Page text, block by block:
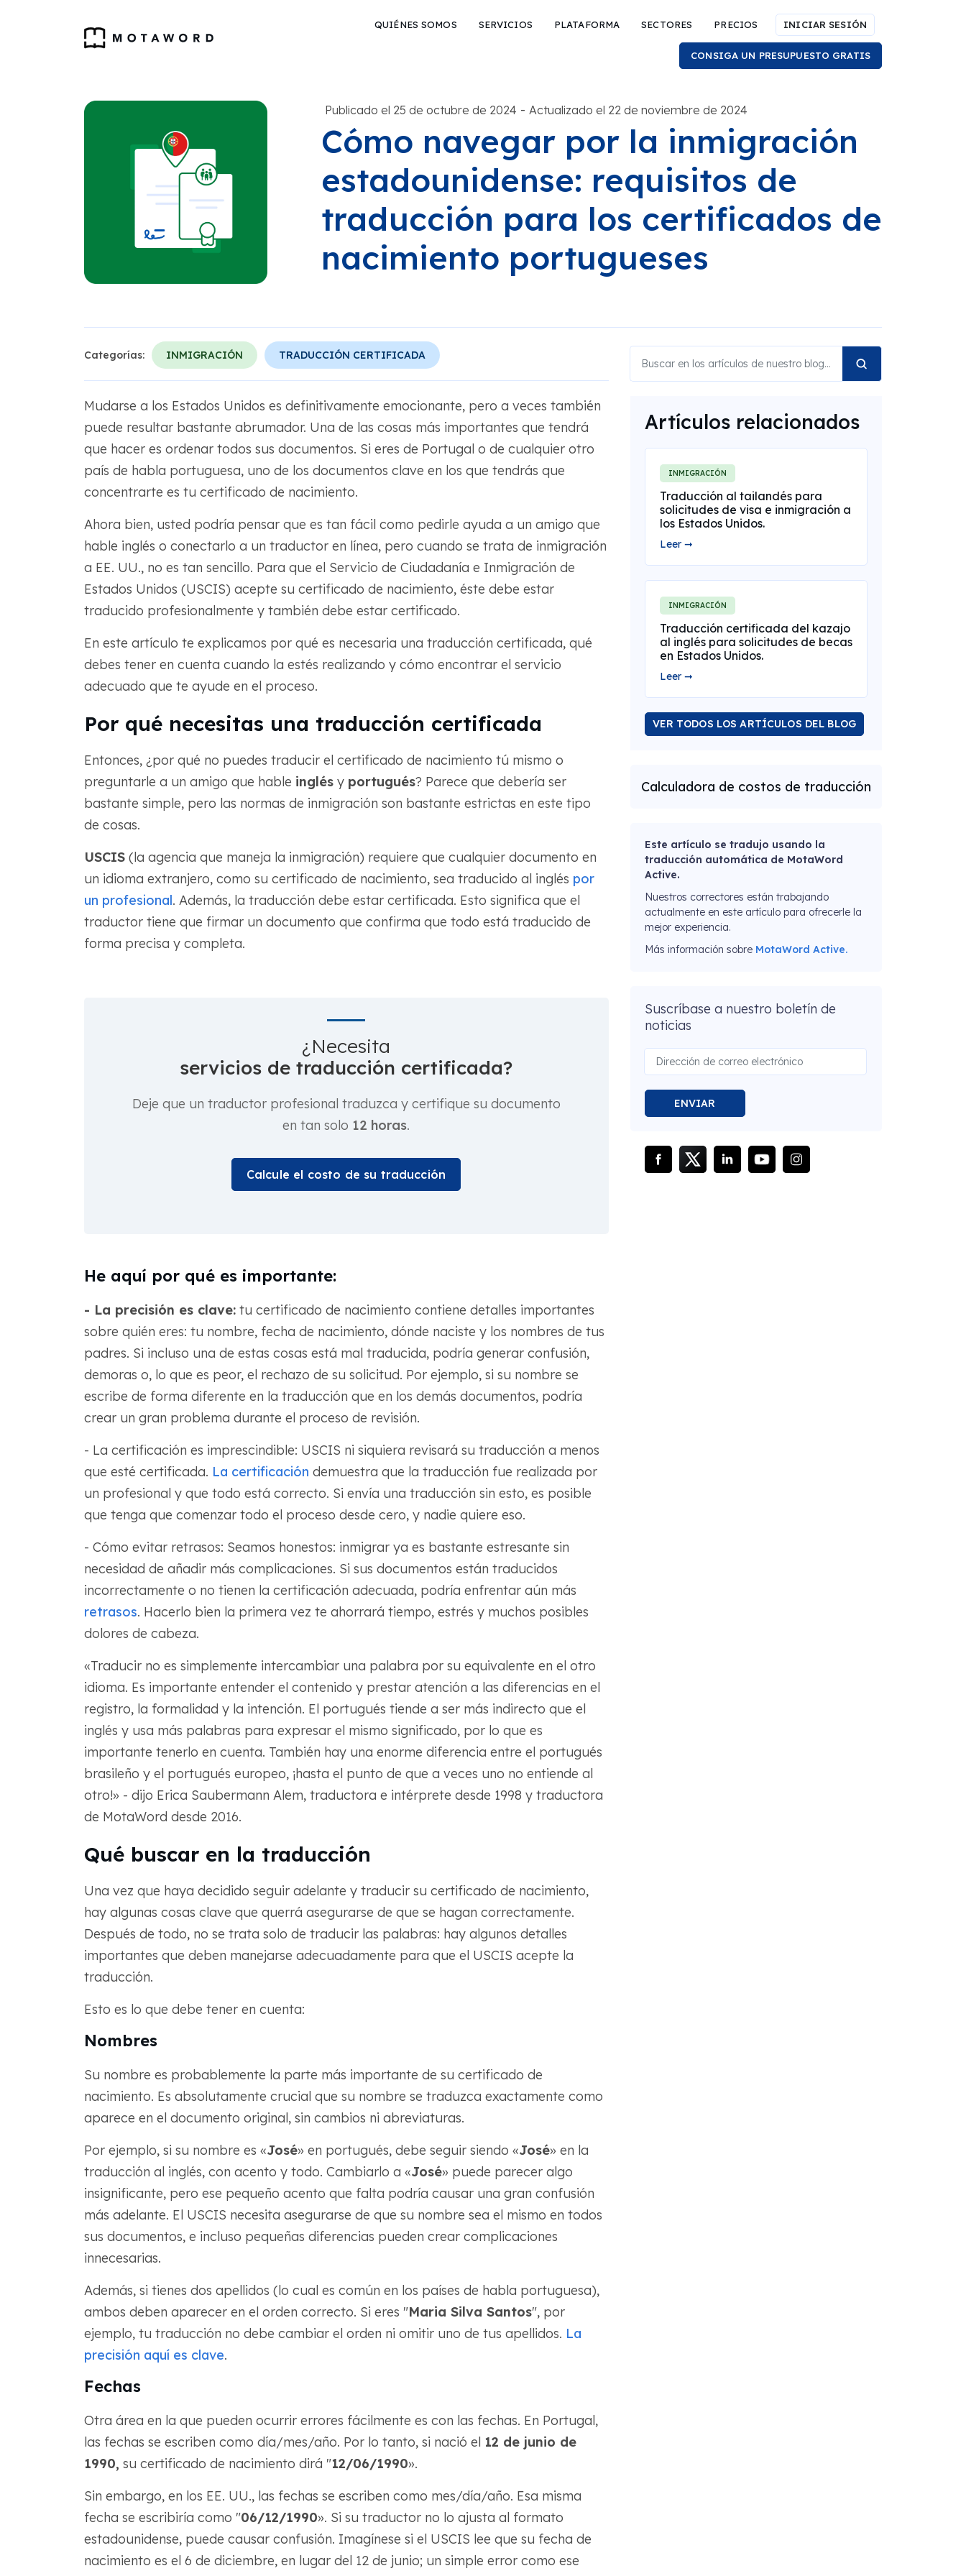
QUIÉNES SOMOS SERVICIOS PLATAFORMA SECTORES PRECIOS INICIAR SESIÓN
CONSIGA UN PRESUPUESTO GRATIS
Publicado el 25 de octubre de 2024 - Actualizado el 22 de noviembre de 2024
Cómo navegar por la inmigración
estadounidense: requisitos de
traducción para los certificados de
nacimiento portugueses
Categorías: INMIGRACIÓN TRADUCCIÓN CERTIFICADA
Mudarse a los Estados Unidos es definitivamente emocionante, pero a veces también
puede resultar bastante abrumador. Una de las cosas más importantes que tendrá
que hacer es ordenar todos sus documentos. Si eres de Portugal o de cualquier otro
país de habla portuguesa, uno de los documentos clave en los que tendrás que
concentrarte es tu certificado de nacimiento.
Ahora bien, usted podría pensar que es tan fácil como pedirle ayuda a un amigo que
hable inglés o conectarlo a un traductor en línea, pero cuando se trata de inmigración
a EE. UU., no es tan sencillo. Para que el Servicio de Ciudadanía e Inmigración de
Estados Unidos (USCIS) acepte su certificado de nacimiento, éste debe estar
traducido profesionalmente y también debe estar certificado.
En este artículo te explicamos por qué es necesaria una traducción certificada, qué
debes tener en cuenta cuando la estés realizando y cómo encontrar el servicio
adecuado que te ayude en el proceso.
Por qué necesitas una traducción certificada
Entonces, ¿por qué no puedes traducir el certificado de nacimiento tú mismo o
preguntarle a un amigo que hable inglésy portugués? Parece que debería ser
bastante simple, pero las normas de inmigración son bastante estrictas en este tipo
de cosas.
USCIS(la agencia que maneja la inmigración) requiere que cualquier documento en
un idioma extranjero, como su certificado de nacimiento, sea traducido al inglés por
un profesional. Además, la traducción debe estar certificada. Esto significa que el
traductor tiene que firmar un documento que confirma que todo está traducido de
forma precisa y completa.
¿Necesita
servicios de traducción certificada?
Deje que un traductor profesional traduzca y certifique su documento
en tan solo 12 horas.
Calcule el costo de su traducción
He aquí por qué es importante:
- La precisión es clave:tu certificado de nacimiento contiene detalles importantes
sobre quién eres: tu nombre, fecha de nacimiento, dónde naciste y los nombres de tus
padres. Si incluso una de estas cosas está mal traducida, podría generar confusión,
demoras o, lo que es peor, el rechazo de su solicitud. Por ejemplo, si su nombre se
escribe de forma diferente en la traducción que en los demás documentos, podría
crear un gran problema durante el proceso de revisión.
- La certificación es imprescindible: USCIS ni siquiera revisará su traducción a menos
que esté certificada. La certificación demuestra que la traducción fue realizada por
un profesional y que todo está correcto. Si envía una traducción sin esto, es posible
que tenga que comenzar todo el proceso desde cero, y nadie quiere eso.
- Cómo evitar retrasos: Seamos honestos: inmigrar ya es bastante estresante sin
necesidad de añadir más complicaciones. Si sus documentos están traducidos
incorrectamente o no tienen la certificación adecuada, podría enfrentar aún más
retrasos. Hacerlo bien la primera vez te ahorrará tiempo, estrés y muchos posibles
dolores de cabeza.
«Traducir no es simplemente intercambiar una palabra por su equivalente en el otro
idioma. Es importante entender el contenido y prestar atención a las diferencias en el
registro, la formalidad y la intención. El portugués tiende a ser más indirecto que el
inglés y usa más palabras para expresar el mismo significado, por lo que es
importante tenerlo en cuenta. También hay una enorme diferencia entre el portugués
brasileño y el portugués europeo, ¡hasta el punto de que a veces uno no entiende al
otro!» - dijo Erica Saubermann Alem, traductora e intérprete desde 1998 y traductora
de MotaWord desde 2016.
Qué buscar en la traducción
Una vez que haya decidido seguir adelante y traducir su certificado de nacimiento,
hay algunas cosas clave que querrá asegurarse de que se hagan correctamente.
Después de todo, no se trata solo de traducir las palabras: hay algunos detalles
importantes que deben manejarse adecuadamente para que el USCIS acepte la
traducción.
Esto es lo que debe tener en cuenta:
Nombres
Su nombre es probablemente la parte más importante de su certificado de
nacimiento. Es absolutamente crucial que su nombre se traduzca exactamente como
aparece en el documento original, sin cambios ni abreviaturas.
Por ejemplo, si su nombre es «José» en portugués, debe seguir siendo «José» en la
traducción al inglés, con acento y todo. Cambiarlo a «José» puede parecer algo
insignificante, pero ese pequeño acento que falta podría causar una gran confusión
más adelante. El USCIS necesita asegurarse de que su nombre sea el mismo en todos
sus documentos, e incluso pequeñas diferencias pueden crear complicaciones
innecesarias.
Además, si tienes dos apellidos (lo cual es común en los países de habla portuguesa),
ambos deben aparecer en el orden correcto. Si eres "Maria Silva Santos", por
ejemplo, tu traducción no debe cambiar el orden ni omitir uno de tus apellidos. La
precisión aquí es clave.
Fechas
Otra área en la que pueden ocurrir errores fácilmente es con las fechas. En Portugal,
las fechas se escriben como día/mes/año. Por lo tanto, si nació el 12 de junio de
1990, su certificado de nacimiento dirá "12/06/1990».
Sin embargo, en los EE. UU., las fechas se escriben como mes/día/año. Esa misma
fecha se escribiría como "06/12/1990». Si su traductor no lo ajusta al formato
estadounidense, puede causar confusión. Imagínese si el USCIS lee que su fecha de
nacimiento es el 6 de diciembre, en lugar del 12 de junio; un simple error como ese
Artículos relacionados
INMIGRACIÓN
Traducción al tailandés para
solicitudes de visa e inmigración a
los Estados Unidos.
Leer ➞
INMIGRACIÓN
Traducción certificada del kazajo
al inglés para solicitudes de becas
en Estados Unidos.
Leer ➞
VER TODOS LOS ARTÍCULOS DEL BLOG
Calculadora de costos de traducción
Este artículo se tradujo usando la
traducción automática de MotaWord
Active.
Nuestros correctores están trabajando
actualmente en este artículo para ofrecerle la
mejor experiencia.
Más información sobre MotaWord Active.
Suscríbase a nuestro boletín de
noticias
ENVIAR